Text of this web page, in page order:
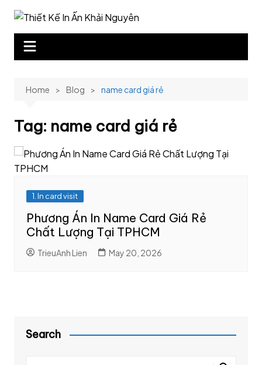
content
Home Blog name card giá rẻ
Tag: name card giá rẻ
1. In card visit
Phương Án In Name Card Giá Rẻ
Chất Lượng Tại TPHCM
TrieuAnh Lien May 20, 2026
Search